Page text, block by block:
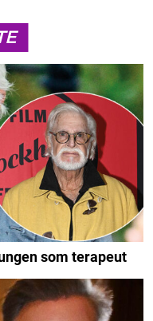
som terapeut